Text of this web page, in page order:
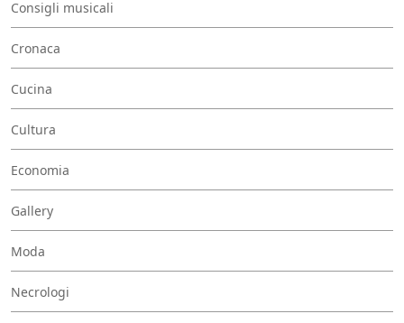
Consigli musicali
Cronaca
Cucina
Cultura
Economia
Gallery
Moda
Necrologi